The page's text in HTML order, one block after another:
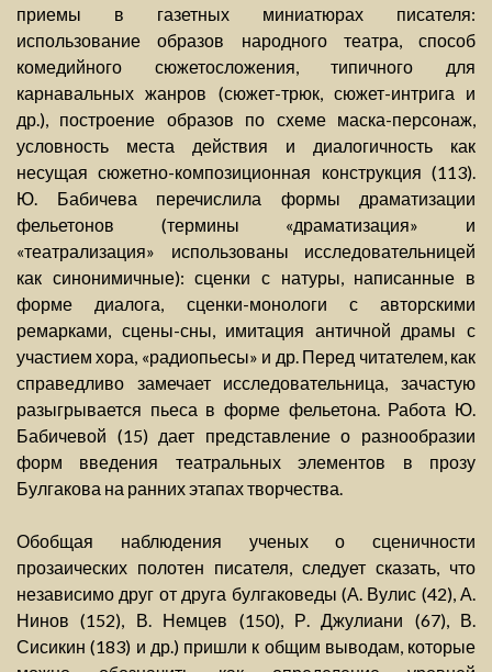
приемы в газетных миниатюрах писателя:
использование образов народного театра, способ
комедийного сюжетосложения, типичного для
карнавальных жанров (сюжет-трюк, сюжет-интрига и
др.), построение образов по схеме маска-персонаж,
условность места действия и диалогичность как
несущая сюжетно-композиционная конструкция (113).
Ю. Бабичева перечислила формы драматизации
фельетонов (термины «драматизация» и
«театрализация» использованы исследовательницей
как синонимичные): сценки с натуры, написанные в
форме диалога, сценки-монологи с авторскими
ремарками, сцены-сны, имитация античной драмы с
участием хора, «радиопьесы» и др. Перед читателем, как
справедливо замечает исследовательница, зачастую
разыгрывается пьеса в форме фельетона. Работа Ю.
Бабичевой (15) дает представление о разнообразии
форм введения театральных элементов в прозу
Булгакова на ранних этапах творчества.
Обобщая наблюдения ученых о сценичности
прозаических полотен писателя, следует сказать, что
независимо друг от друга булгаковеды (А. Вулис (42), А.
Нинов (152), В. Немцев (150), Р. Джулиани (67), В.
Сисикин (183) и др.) пришли к общим выводам, которые